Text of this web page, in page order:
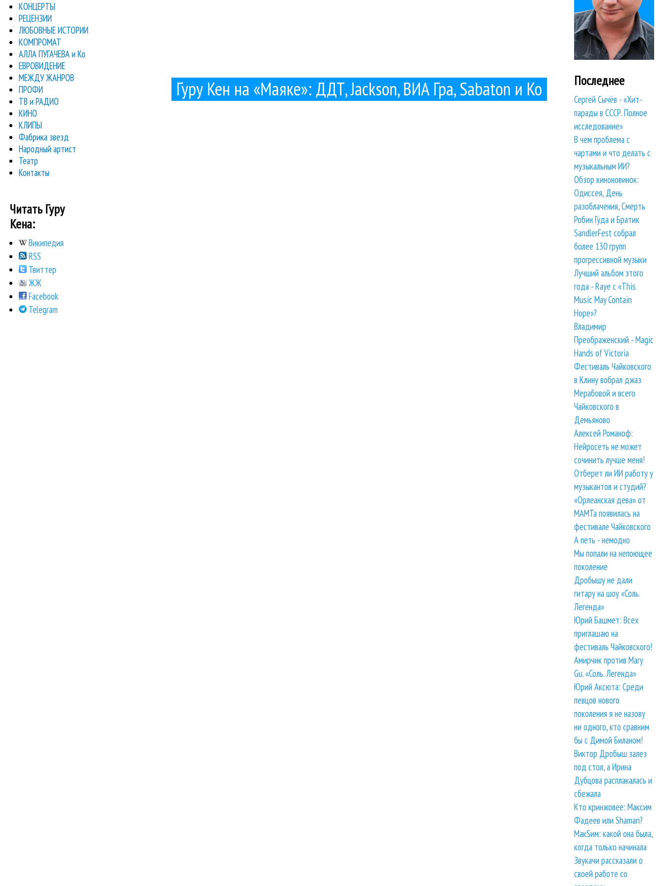
Гуру Кен на «Маяке»: ДДТ, Jackson, ВИА Гра, Sabaton и Ко
КОНЦЕРТЫ
РЕЦЕНЗИИ
ЛЮБОВНЫЕ ИСТОРИИ
КОМПРОМАТ
АЛЛА ПУГАЧЕВА и Ко
ЕВРОВИДЕНИЕ
МЕЖДУ ЖАНРОВ
ПРОФИ
ТВ и РАДИО
КИНО
КЛИПЫ
Фабрика звезд
Народный артист
Театр
Контакты
Читать Гуру
Кена:
Википедия
RSS
Твиттер
ЖЖ
Facebook
Telegram
Последнее
Сергей Сычёв - «Хит-
парады в СССР. Полное
исследование»
В чем проблема с
чартами и что делать с
музыкальным ИИ?
Обзор киноновинок:
Одиссея, День
разоблачения, Смерть
Робин Гуда и Братик
SandlerFest собрал
более 130 групп
прогрессивной музыки
Лучший альбом этого
года - Raye с «This
Music May Contain
Hope»?
Владимир
Преображенский - Magic
Hands of Victoria
Фестиваль Чайковского
в Клину вобрал джаз
Мерабовой и всего
Чайковского в
Демьяново
Алексей Романоф:
Нейросеть не может
сочинить лучше меня!
Отберет ли ИИ работу у
музыкантов и студий?
«Орлеанская дева» от
МАМТа появилась на
фестивале Чайковского
А петь - немодно
Мы попали на непоющее
поколение
Дробышу не дали
гитару на шоу «Соль.
Легенда»
Юрий Башмет: Всех
приглашаю на
фестиваль Чайковского!
Амирчик против Mary
Gu. «Соль. Легенда»
Юрий Аксюта: Среди
певцов нового
поколения я не назову
ни одного, кто сравним
бы с Димой Биланом!
Виктор Дробыш залез
под стол, а Ирина
Дубцова расплакалась и
сбежала
Кто кринжовее: Максим
Фадеев или Shaman?
МакSим: какой она была,
когда только начинала
Звукачи рассказали о
своей работе со